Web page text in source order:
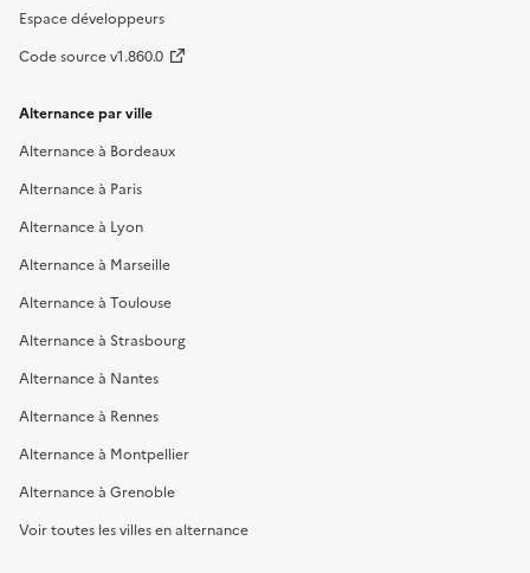
Espace développeurs
Code source v1.860.0
Alternance par ville
Alternance à Bordeaux
Alternance à Paris
Alternance à Lyon
Alternance à Marseille
Alternance à Toulouse
Alternance à Strasbourg
Alternance à Nantes
Alternance à Rennes
Alternance à Montpellier
Alternance à Grenoble
Voir toutes les villes en alternance